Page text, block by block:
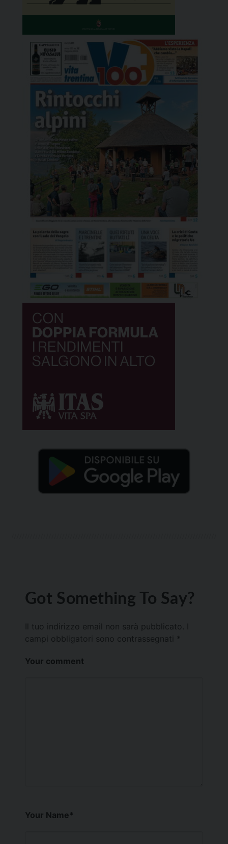
Got Something To Say?
Il tuo indirizzo email non sarà pubblicato.
campi obbligatori sono contrassegnati *
Your comment
Your Name*